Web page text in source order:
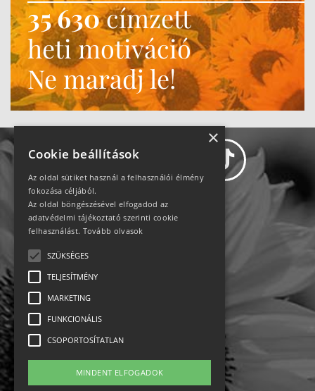
35 630címzett
heti motiváció
Ne maradj le!
Adatvédelem
Impresszum-kapcsolat
English
×
Cookie beállítások
Az oldal sütiket használ a felhasználói élmény
fokozása céljából.
Az oldal böngészésével elfogadod az
adatvédelmi tájékoztató szerinti cookie
felhasználást. Tovább olvasok
SZÜKSÉGES
TELJESÍTMÉNY
MARKETING
FUNKCIONÁLIS
CSOPORTOSÍTATLAN
MINDENT ELFOGADOK